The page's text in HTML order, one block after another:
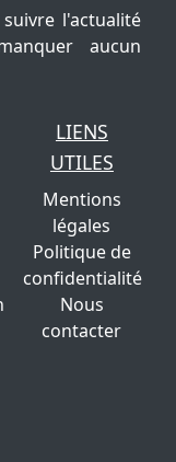
l'actualité
aucun
LIENS
UTILES
Mentions
légales
Politique de
confidentialité
Nous
contacter